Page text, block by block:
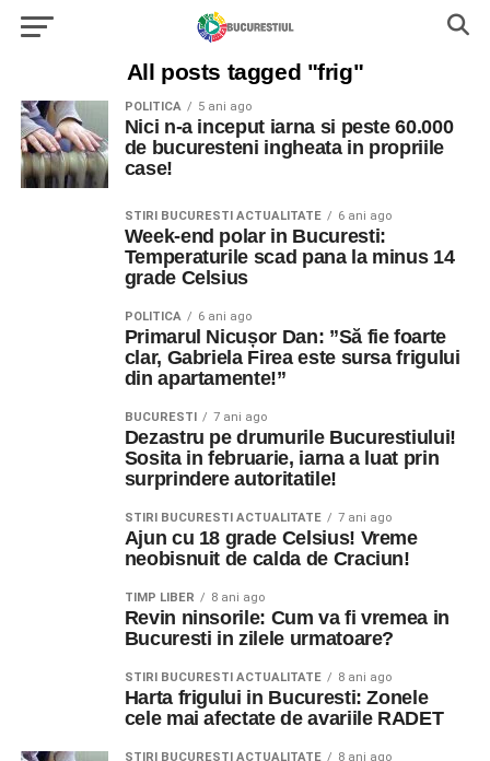
All posts tagged "frig"
POLITICA 5 ani ago
Nici n-a inceput iarna si peste 60.000
de bucuresteni ingheata in propriile
case!
STIRI BUCURESTI ACTUALITATE 6 ani ago
Week-end polar in Bucuresti:
Temperaturile scad pana la minus 14
grade Celsius
POLITICA 6 ani ago
Primarul Nicușor Dan: ”Să fie foarte
clar, Gabriela Firea este sursa frigului
din apartamente!”
BUCURESTI 7 ani ago
Dezastru pe drumurile Bucurestiului!
Sosita in februarie, iarna a luat prin
surprindere autoritatile!
STIRI BUCURESTI ACTUALITATE 7 ani ago
Ajun cu 18 grade Celsius! Vreme
neobisnuit de calda de Craciun!
TIMP LIBER 8 ani ago
Revin ninsorile: Cum va fi vremea in
Bucuresti in zilele urmatoare?
STIRI BUCURESTI ACTUALITATE 8 ani ago
Harta frigului in Bucuresti: Zonele
cele mai afectate de avariile RADET
STIRI BUCURESTI ACTUALITATE 8 ani ago